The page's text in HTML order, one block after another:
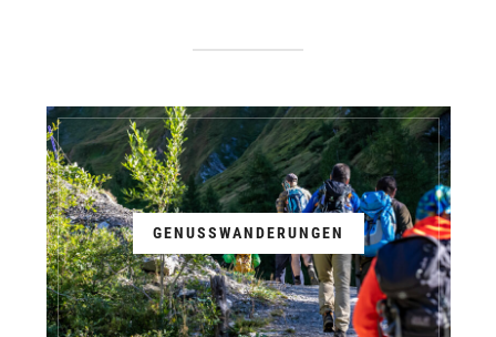
GENUSSWANDERUNGEN